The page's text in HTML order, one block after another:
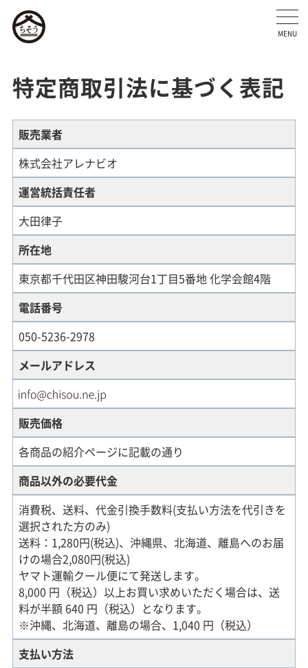
MENU
特定商取引法に基づく表記
販売業者
株式会社アレナビオ
運営統括責任者
大田律子
所在地
東京都千代田区神田駿河台1丁目5番地 化学会館4階
電話番号
050-5236-2978
メールアドレス
販売価格
各商品の紹介ページに記載の通り
商品以外の必要代金
消費税、送料、代金引換手数料(支払い方法を代引きを
選択された方のみ)
送料：1,280円(税込)、沖縄県、北海道、離島へのお届
けの場合2,080円(税込)
ヤマト運輸クール便にて発送します。
8,000 円（税込）以上お買い求めいただく場合は、送
料が半額 640 円（税込）となります。
※沖縄、北海道、離島の場合、1,040 円（税込）
支払い方法